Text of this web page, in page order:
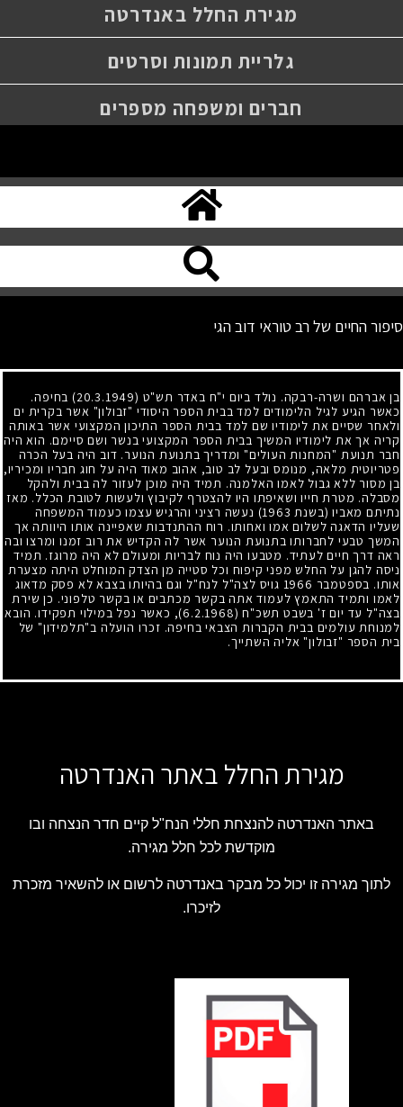
מגירת החלל באנדרטה
גלריית תמונות וסרטים
חברים ומשפחה מספרים
סיפור החיים של רב טוראי דוב הגי
בן אברהם ושרה-רבקה. נולד ביום י"ח באדר תש"ט (20.3.1949)
בחיפה.
כאשר הגיע לגיל הלימודים למד בבית הספר היסודי "זבולון" אשר בקרית ים
ולאחר שסיים את לימודיו שם למד בבית הספר התיכון המקצועי אשר באותה
קריה אך את לימודיו המשיך בבית הספר המקצועי בנשר ושם סיימם. הוא היה
חבר תנועת "המחנות העולים" ומדריך בתנועת הנוער. דוב היה בעל הכרה
פטריוטית מלאה, מנומס ובעל לב טוב, אהוב מאוד היה על חוג חבריו ומכיריו,
בן מסור ללא גבול לאמו האלמנה. תמיד היה מוכן לעזור לה בבית ולהקל
מסבלה. מטרת חייו ושאיפתו היו להצטרף לקיבוץ ולעשות לטובת הכלל. מאז
נתיתם מאביו (בשנת 1963) נעשה רציני והרגיש עצמו כעמוד המשפחה
שעליו הדאגה לשלום אמו ואחותו. רוח ההתנדבות שאפיינה אותו היוותה אך
המשך טבעי לחברותו בתנועת הנוער אשר לה הקדיש את רוב זמנו ומרצו ובה
ראה דרך חיים לעתיד. מטבעו היה נוח לבריות ומעולם לא היה מרוגז. תמיד
ניסה להגן על החלש מפני קיפוח וכל סטייה מן הצדק המוחלט היתה מצערת
אותו. בספטמבר 1966 גויס לצה"ל לנח"ל וגם בהיותו בצבא לא פסק מדאוג
לאמו ותמיד התאמץ לעמוד אתה בקשר מכתבים או בקשר טלפוני. כן שירת
בצה"ל עד יום ז' בשבט תשכ"ח (6.2.1968)
, כאשר נפל במילוי תפקידו. הובא
למנוחת עולמים בבית הקברות הצבאי בחיפה. זכרו הועלה ב"תלמידון" של
בית הספר "זבולון" אליה השתייך.
מגירת החלל באתר האנדרטה
באתר האנדרטה להנצחת חללי הנח"ל קיים חדר הנצחה ובו
מוקדשת לכל חלל מגירה.
לתוך מגירה זו יכול כל מבקר באנדרטה לרשום או להשאיר מזכרת
לזיכרו.